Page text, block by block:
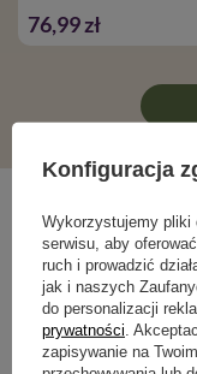
76,99 zł
Konfiguracja
Wykorzystujemy pliki
serwisu, aby
ruch i prowadzić
jak i naszych
do personalizacji
prywatności .
zapisywanie na